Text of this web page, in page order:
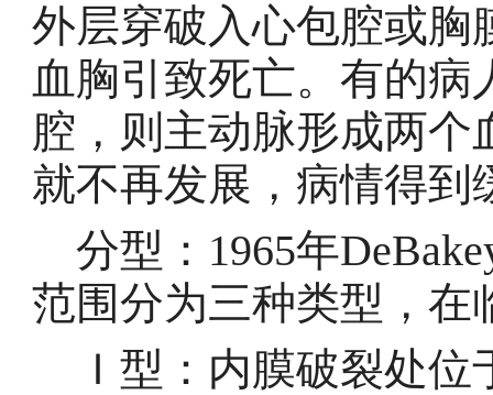
外层穿破入心包腔或胸
血胸引致死亡。有的
腔，则主动脉形成两
就不再发展，病情
分型：1965年
范围分为三种类型，在
Ｉ型：内膜破裂处位